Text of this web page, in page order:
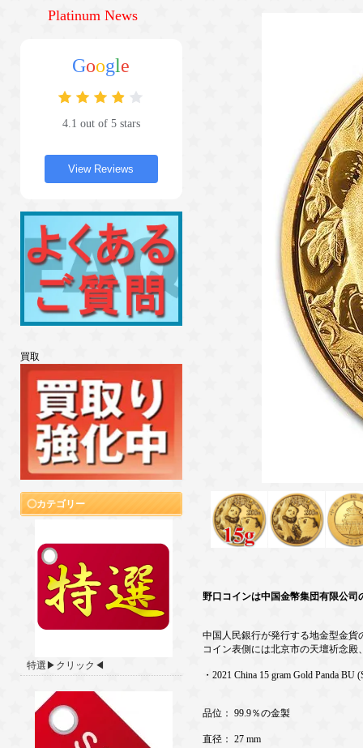
Platinum News
Google
4.1 out of 5 stars
View Reviews
買取
カテゴリー
特選▶クリック◀
野口コインは中国金幣集団有限公司
中国人民銀行が発行する地金型金貨
コイン表側には北京市の天壇祈念
・2021 China 15 gram Gold Panda BU
品位： 99.9％の金製
直径： 27 mm